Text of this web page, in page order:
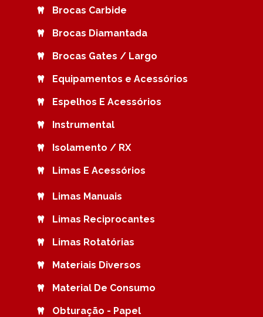
Brocas Carbide
Brocas Diamantada
Brocas Gates / Largo
Equipamentos e Acessórios
Espelhos E Acessórios
Instrumental
Isolamento / RX
Limas E Acessórios
Limas Manuais
Limas Reciprocantes
Limas Rotatórias
Materiais Diversos
Material De Consumo
Obturação - Papel